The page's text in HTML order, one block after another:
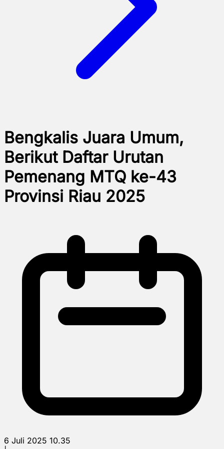
Bengkalis Juara Umum,
Berikut Daftar Urutan
Pemenang MTQ ke-43
Provinsi Riau 2025
6 Juli 2025 10.35